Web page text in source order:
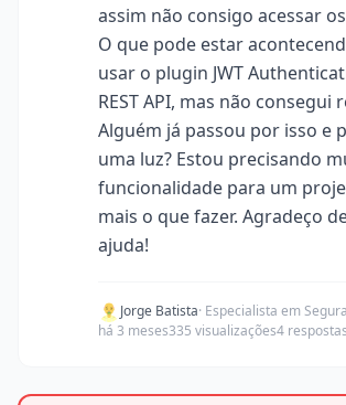
assim não consigo acessar
O que pode estar
usar o plugin JWT
REST API, mas não consegui
Alguém já passou por isso e
uma luz? Estou precisando
funcionalidade para um
mais o que fazer. Agradeço
ajuda!
Jorge Batista· Especialista em
há 3 meses335 visualizações4 respostas